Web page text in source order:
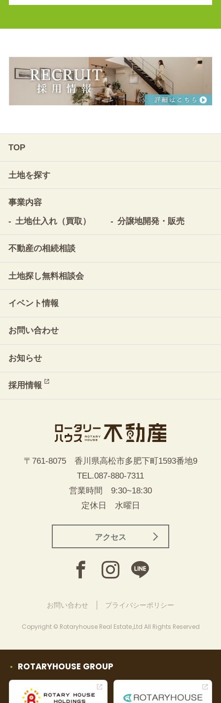
TOP
土地を探す
事業内容
土地仕入れ（買取）
分譲地開発・販売
不動産の相続相談
土地探し無料相談会
イベント情報
お問い合わせ
お知らせ
採用情報
〒761-8075 香川県高松市多肥下町1593番地9
TEL.087-880-7311
営業時間 9:30~18:30
定休日 水曜日
アクセス
お問い合わせ プライバシーポリシー
Copyright © Rotaryhouse Real Estate.,Ltd All Rights Reserved
ROTARYHOUSE GROUP